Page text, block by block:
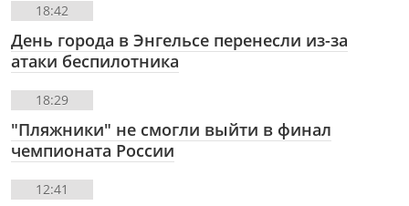
18:42
День города в Энгельсе перенесли из-за
атаки беспилотника
18:29
"Пляжники" не смогли выйти в финал
чемпионата России
12:41